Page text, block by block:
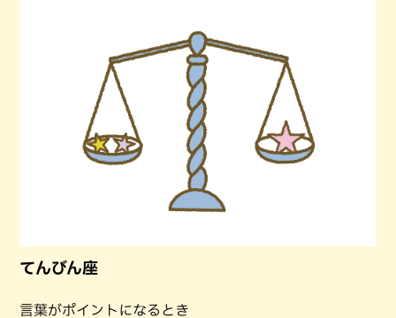
てんびん座
言葉がポイントになるとき